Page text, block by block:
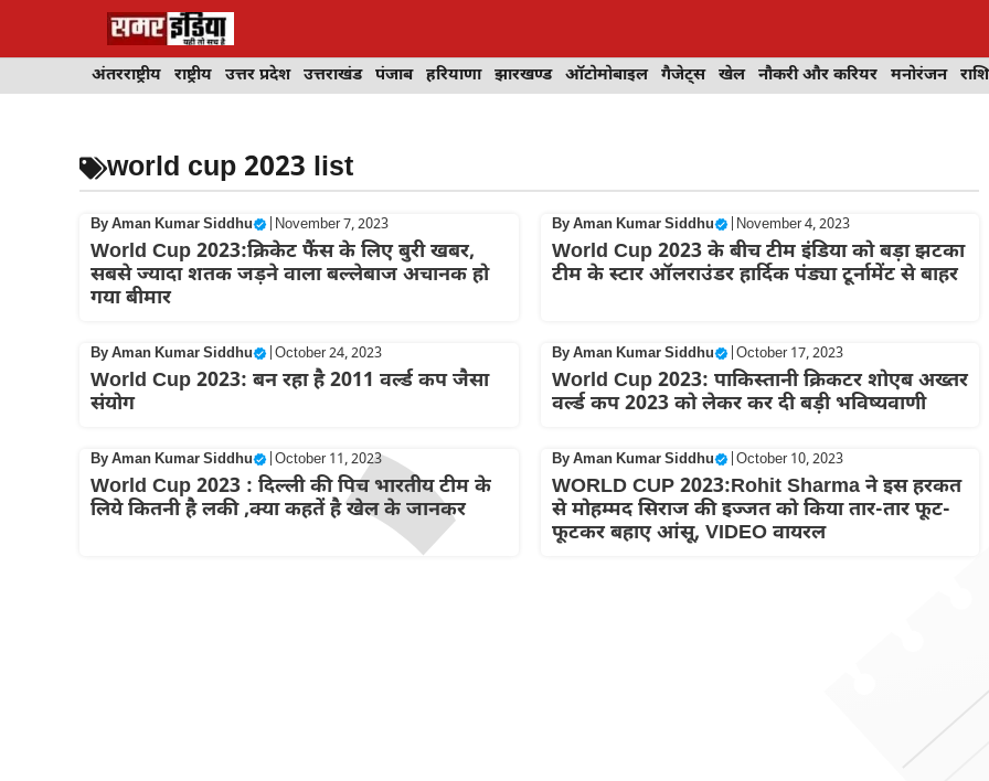
अंतरराष्ट्रीय राष्ट्रीय उत्तर प्रदेश उत्तराखंड पंजाब हरियाणा झारखण्ड ऑटोमोबाइल गैजेट्स खेल नौकरी और करियर मनोरंजन
world cup 2023 list
ByAman Kumar Siddhu November 7, 2023
World Cup 2023:क्रिकेट फैंस के लिए बुरी खबर,
सबसे ज्यादा शतक जड़ने वाला बल्लेबाज अचानक हो
गया बीमार
ByAman Kumar Siddhu | November 4, 2023
World Cup 2023 के बीच टीम इंडिया को बड़ा झटका
टीम के स्टार ऑलराउंडर हार्दिक पंड्या टूर्नामेंट से बाहर
ByAman Kumar Siddhu October 24, 2023
World Cup 2023: बन रहा है 2011 वर्ल्ड कप जैसा
संयोग
ByAman Kumar Siddhu | October 17, 2023
World Cup 2023: पाकिस्तानी क्रिकटर शोएब अख्तर
वर्ल्ड कप 2023 को लेकर कर दी बड़ी भविष्यवाणी
ByAman Kumar Siddhu October 11, 2023
World Cup 2023 : दिल्ली की पिच भारतीय टीम के
लिये कितनी है लकी ,क्या कहतें है खेल के जानकर
ByAman Kumar Siddhu | October 10, 2023
WORLD CUP 2023:Rohit Sharma ने इस हरकत
से मोहम्मद सिराज की इज्जत को किया तार-तार फूट-
फूटकर बहाए आंसू, VIDEO वायरल